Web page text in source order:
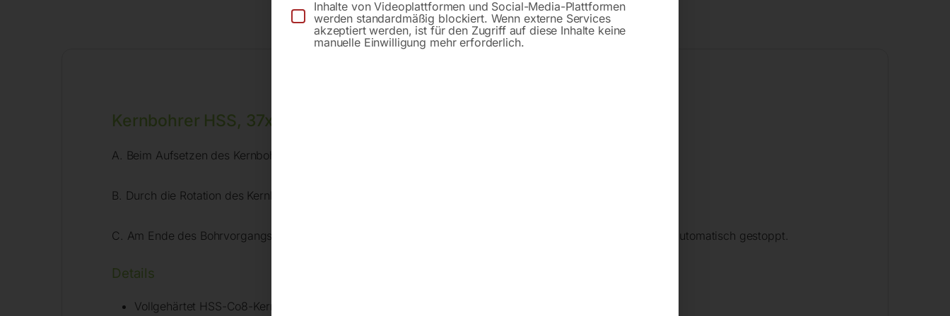
Beschreibung Produktsicherheit
Kernbohrer HSS, 37x55mm
A. Beim Aufsetzen des Kernbohrers wird die Kühlmittelzufuhr über den Auswerfstift gestartet.
B. Durch die Rotation des Kernbohrers wird das Kühlmittel an die gewünschten Stellen gebracht.
C. Am Ende des Bohrvorgangs stößt der vorgespannte Stift den Bohrkern aus und die Kühlmittelzufuhr wird automatisch gestoppt.
Details
Vollgehärtet HSS-Co8-Kernbohrer
Inhalte von Videoplattformen und Social-Media-Plattformen
werden standardmäßig blockiert. Wenn externe Services
akzeptiert werden, ist für den Zugriff auf diese Inhalte keine
manuelle Einwilligung mehr erforderlich.